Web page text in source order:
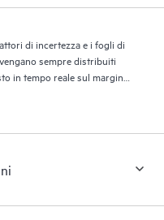
di incertezza e i fogli di
sempre distribuiti
in tempo reale sul margine